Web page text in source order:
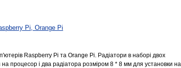
Pi, Orange Pi
Raspberry Pi та Orange Pi. Радіатори в наборі двох
процесор і два радіатора розміром 8 * 8 мм для установки на